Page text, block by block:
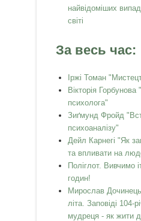
найвідоміших
світі
За весь час:
Іржі Томан
Вікторія
психолога"
Зиґмунд Фройд
психоаналізу"
Дейл Карнегі "Як
та впливати на
Поліглот. Вивчимо
годин!
Мирослав Дочинець
літа. Заповіді 104-
мудреця - як жити